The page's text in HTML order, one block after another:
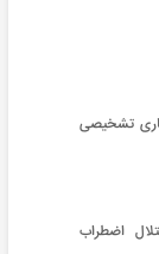
تشخیصی
اضطراب